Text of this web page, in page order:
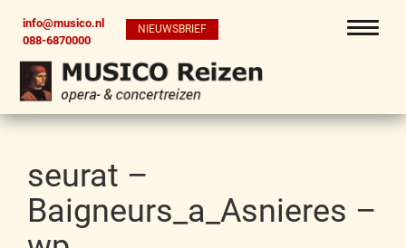
info@musico.nl
088-6870000
NIEUWSBRIEF
seurat –
Baigneurs_a_Asnieres –